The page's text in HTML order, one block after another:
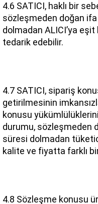
4.6 SATICI, haklı bir
sözleşmeden doğan
dolmadan ALICI’ya
tedarik edebilir.
4.7 SATICI, sipariş
getirilmesinin
konusu
durumu, sözleşmeden
süresi dolmadan
kalite ve fiyatta farklı
4.8 Sözleşme konusu